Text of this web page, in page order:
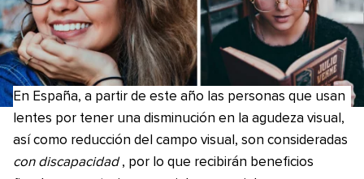
En España, a partir de este año las personas que usan
lentes por tener una disminución en la agudeza visual,
así como reducción del campo visual, son consideradas
con discapacidad , por lo que recibirán beneficios